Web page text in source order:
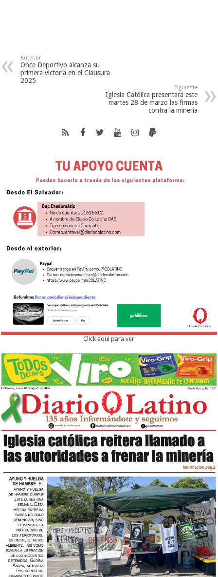
Anterior
Once Deportivo alcanza su
primera victoria en el Clausura
2025
Siguiente
Iglesia Católica presentará este
martes 28 de marzo las firmas
contra la minería
Click aqui para ver